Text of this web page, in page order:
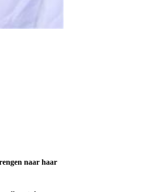
naar haar